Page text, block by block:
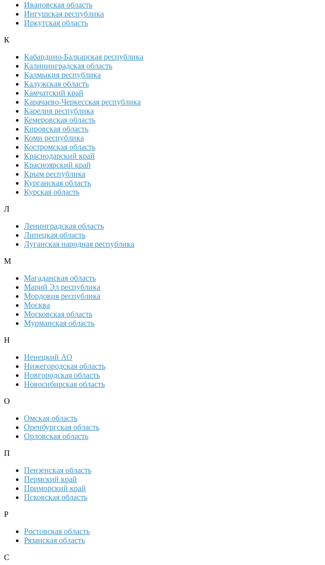
Ивановская область
Ингушская республика
Иркутская область
К
Кабардино-Балкарская республика
Калининградская область
Калмыкия республика
Калужская область
Камчатский край
Карачаево-Черкесская республика
Карелия республика
Кемеровская область
Кировская область
Коми республика
Костромская область
Краснодарский край
Красноярский край
Крым республика
Курганская область
Курская область
Л
Ленинградская область
Липецкая область
Луганская народная республика
М
Магаданская область
Марий Эл республика
Мордовия республика
Москва
Московская область
Мурманская область
Н
Ненецкий АО
Нижегородская область
Новгородская область
Новосибирская область
О
Омская область
Оренбургская область
Орловская область
П
Пензенская область
Пермский край
Приморский край
Псковская область
Р
Ростовская область
Рязанская область
С